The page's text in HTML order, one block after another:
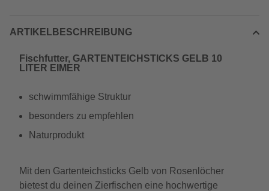
ARTIKELBESCHREIBUNG
Fischfutter, GARTENTEICHSTICKS GELB 10
LITER EIMER
schwimmfähige Struktur
besonders zu empfehlen
Naturprodukt
Mit den Gartenteichsticks Gelb von Rosenlöcher
bietest du deinen Zierfischen eine hochwertige